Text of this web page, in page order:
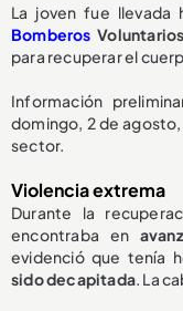
La joven fue
Bomberos
para recuperar el
Información
domingo, 2 de agosto,
sector.
Violencia extrema
Durante la
encontraba en
evidenció que tenía
sido decapitada. La